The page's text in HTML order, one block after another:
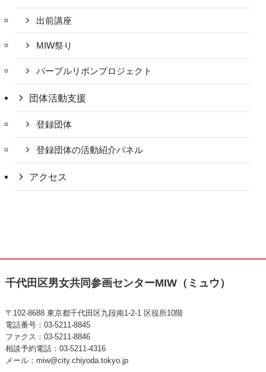
出前講座
MIW祭り
パープルリボンプロジェクト
団体活動支援
登録団体
登録団体の活動紹介パネル
アクセス
千代田区男女共同参画センターMIW（ミュウ）
〒102-8688 東京都千代田区九段南1-2-1 区役所10階
電話番号：03-5211-8845
ファクス：03-5211-8846
相談予約電話：03-5211-4316
メール：miw@city.chiyoda.tokyo.jp